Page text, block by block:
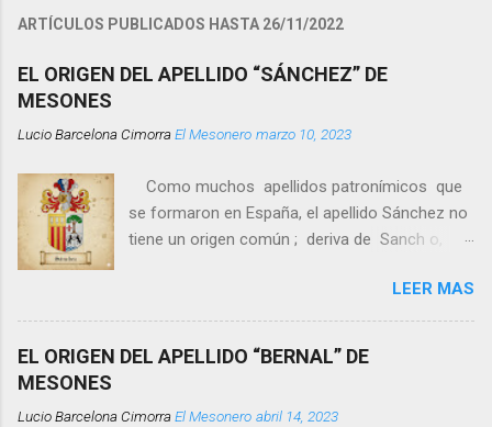
l
c
a
r
n
o
m
e
n
t
i
ARTÍCULOS PUBLICADOS HASTA 26/11/2022
EL ORIGEN DEL APELLIDO “SÁNCHEZ” DE
MESONES
Lucio Barcelona Cimorra El Mesonero marzo 10, 2023
Como muchos apellidos patronímicos que
se formaron en España, el apellido Sánchez no
tiene un origen común ; deriva de Sanch o,
terminación patronímica - ez -, es decir, el
apellido Sánchez significa “hijo o descendiente
LEER MAS
EL ORIGEN DEL APELLIDO “BERNAL” DE
MESONES
Lucio Barcelona Cimorra El Mesonero abril 14, 2023